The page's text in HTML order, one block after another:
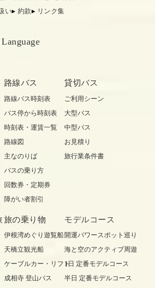
い
約款 リンク集
Language
路線バス
路線バス時刻表
バス停から時刻表
時刻表・運賃一覧
路線図
主なのりば
バスの乗り方
回数券・定期券
障がい者割引
貸切バス
ご利用シーン
大型バス
中型バス
お見積り
旅行業条件書
旅の乗り物
伊根湾めぐり遊覧船
天橋立観光船
ケーブルカー・リフト
成相寺 登山バス
モデルコース
開運パワースポット巡り
海と空のアクティブ周遊
1日 定番モデルコース
半日 定番モデルコース